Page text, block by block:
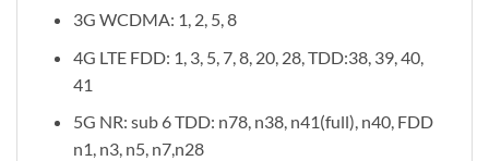
3G WCDMA: 1, 2, 5, 8
4G LTE FDD: 1, 3, 5, 7, 8, 20, 28, TDD:38, 39, 40,
41
5G NR: sub 6 TDD: n78, n38, n41(full), n40, FDD
n1, n3, n5, n7,n28